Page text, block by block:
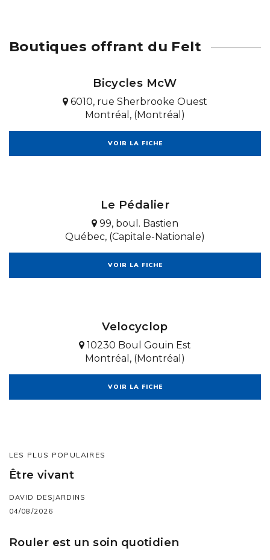
Boutiques offrant du Felt
Bicycles McW
6010, rue Sherbrooke Ouest
Montréal, (Montréal)
VOIR LA FICHE
Le Pédalier
99, boul. Bastien
Québec, (Capitale-Nationale)
VOIR LA FICHE
Velocyclop
10230 Boul Gouin Est
Montréal, (Montréal)
VOIR LA FICHE
LES PLUS POPULAIRES
Être vivant
DAVID DESJARDINS
04/08/2026
Rouler est un soin quotidien